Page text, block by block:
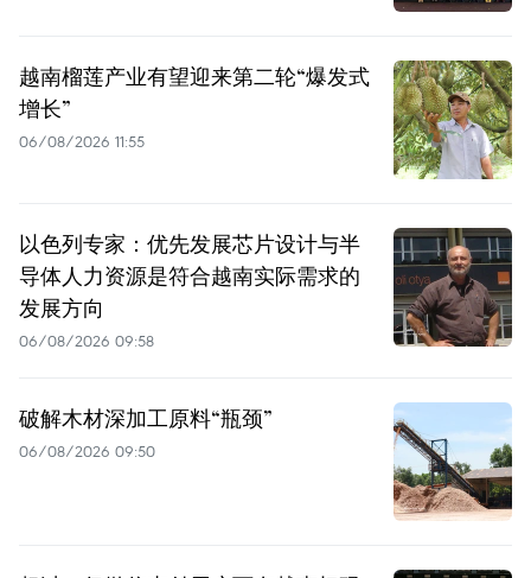
越南榴莲产业有望迎来第二轮“爆发式
增长”
06/08/2026 11:55
以色列专家：优先发展芯片设计与半
导体人力资源是符合越南实际需求的
发展方向
06/08/2026 09:58
破解木材深加工原料“瓶颈”
06/08/2026 09:50